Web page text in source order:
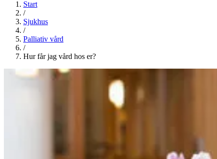
Start
/
Sjukhus
/
Palliativ vård
/
Hur får jag vård hos er?